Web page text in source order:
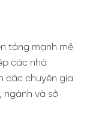
tảng mạnh mẽ
các nhà
các chuyên gia
ngành và sở